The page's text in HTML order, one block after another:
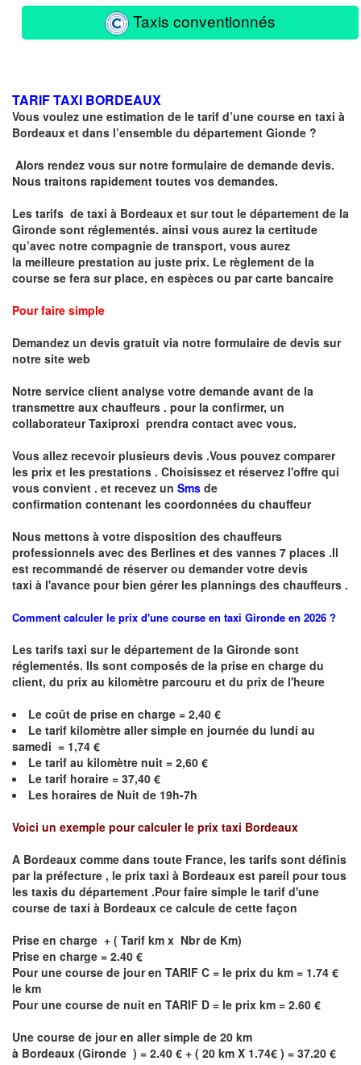
Taxis conventionnés
TARIF TAXI BORDEAUX
Vous voulez une estimation de le tarif d’une course en taxi à
Bordeaux et dans l’ensemble du département Gionde ?
Alors rendez vous sur notre formulaire de demande devis.
Nous traitons rapidement toutes vos demandes.
Les tarifs de taxi à Bordeaux et sur tout le département de la
Gironde sont réglementés. ainsi vous aurez la certitude
qu’avec notre compagnie de transport, vous aurez
la meilleure prestation au juste prix. Le règlement de la
course se fera sur place, en espèces ou par carte bancaire
Pour faire simple
Demandez un devis gratuit via notre formulaire de devis sur
notre site web
Notre service client analyse votre demande avant de la
transmettre aux chauffeurs . pour la confirmer, un
collaborateur Taxiproxi prendra contact avec vous.
Vous allez recevoir plusieurs devis .Vous pouvez comparer
les prix et les prestations . Choisissez et réservez l'offre qui
vous convient . et recevez un Sms de
confirmation contenant les coordonnées du chauffeur
Nous mettons à votre disposition des chauffeurs
professionnels avec des Berlines et des vannes 7 places .Il
est recommandé de réserverou demandervotre devis
taxi à l'avance pour bien gérer les plannings des chauffeurs .
Comment calculer le prix d'une course en taxi Gironde en 2026 ?
Les tarifs taxi sur le département de la Gironde sont
réglementés. Ils sont composés de la prise en charge du
client, du prix au kilomètre parcouru et du prix de l'heure
Le coût de prise en charge = 2,40 €
Le tarif kilomètre aller simple en journée du lundi au
samedi = 1,74 €
Le tarif au kilomètre nuit = 2,60 €
Le tarif horaire = 37,40 €
Les horaires de Nuit de 19h-7h
Voici un exemple pour calculer le prix taxi Bordeaux
A Bordeaux comme dans toute France, les tarifs sont définis
par la préfecture , le prix taxi à Bordeaux est pareil pour tous
les taxis du département .Pour faire simple le tarif d'une
course de taxi à Bordeaux ce calcule de cette façon
Prise en charge + ( Tarif km x Nbr de Km)
Prise en charge = 2.40 €
Pour une course de jour en TARIF C = le prix du km = 1.74 €
le km
Pour une course de nuit en TARIF D = le prix km = 2.60 €
Une course de jour en aller simple de 20 km
à Bordeaux (Gironde ) = 2.40 € + ( 20 km X 1.74€ ) = 37.20 €